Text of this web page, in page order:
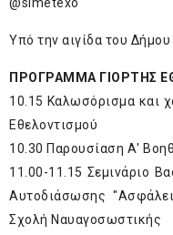
@simetexo
Υπό την αιγίδα του
ΠΡΟΓΡΑΜΜΑ ΓΙΟΡΤΗΣ
10.15 Καλωσόρισμα και
Εθελοντισμού
10.30 Παρουσίαση Α'
11.00-11.15 Σεμινάριο
Αυτοδιάσωσης
Σχολή Ναυαγοσωστικής